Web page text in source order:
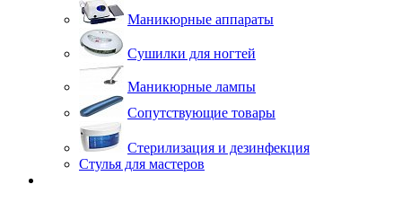
Маникюрные аппараты
Сушилки для ногтей
Маникюрные лампы
Сопутствующие товары
Стерилизация и дезинфекция
Стулья для мастеров